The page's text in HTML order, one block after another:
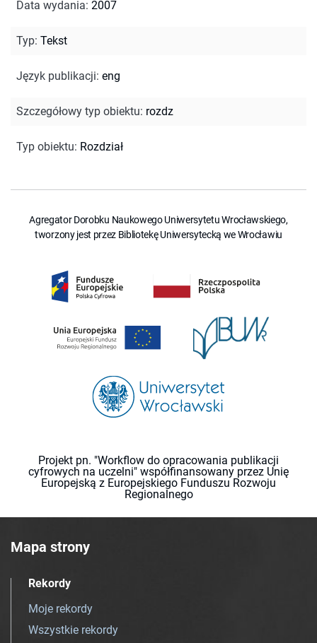
Data wydania: 2007
Typ: Tekst
Język publikacji: eng
Szczegółowy typ obiektu: rozdz
Typ obiektu: Rozdział
Agregator Dorobku Naukowego Uniwersytetu Wrocławskiego,
tworzony jest przez Bibliotekę Uniwersytecką we Wrocławiu
Projekt pn. "Workflow do opracowania publikacji
cyfrowych na uczelni" współfinansowany przez Unię
Europejską z Europejskiego Funduszu Rozwoju
Regionalnego
Mapa strony
Rekordy
Moje rekordy
Wszystkie rekordy